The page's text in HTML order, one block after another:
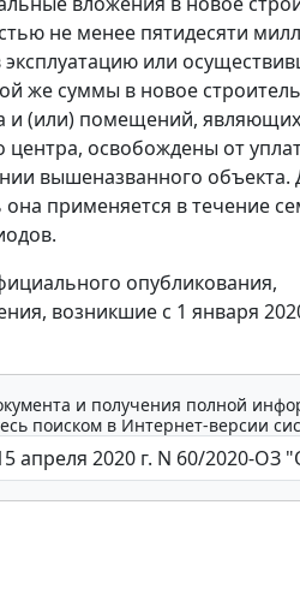
не менее пятидесяти
или
же суммы в новое
и (или) помещений,
освобождены от
вышеназванного объекта.
применяется в течение
опубликования,
возникшие с 1 января
и получения полной
поиском в Интернет-версии